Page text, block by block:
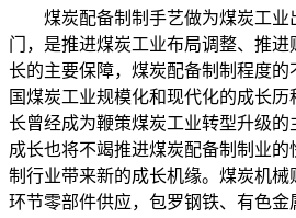
煤炭配备制制手艺做为煤炭工业
门，是推进煤炭工业布局调整、推
长的主要保障，煤炭配备制制程度
国煤炭工业规模化和现代化的成长
长曾经成为鞭策煤炭工业转型升级
成长也将不竭推进煤炭配备制制业的
制行业带来新的成长机缘。煤炭机
环节零部件供应，包罗钢铁、有色